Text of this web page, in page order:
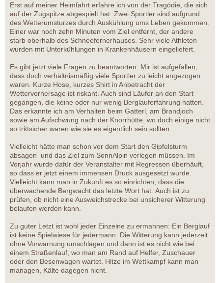
Erst auf meiner Heimfahrt erfahre ich von der Tragödie, die sich
auf der Zugspitze abgespielt hat. Zwei Sportler sind aufgrund
des Wetterumsturzes durch Auskühlung ums Leben gekommen.
Einer war noch zehn Minuten vom Ziel entfernt, der andere
starb oberhalb des Schneefernerhauses. Sehr viele Athleten
wurden mit Unterkühlungen in Krankenhäusern eingeliefert.
Es gibt jetzt viele Fragen zu beantworten. Mir ist aufgefallen,
dass doch verhältnismäßig viele Sportler zu leicht angezogen
waren. Kurze Hose, kurzes Shirt in Anbetracht der
Wettervorhersage ist riskant. Auch sind Läufer an den Start
gegangen, die keine oder nur wenig Berglauferfahrung hatten.
Das erkannte ich am Verhalten beim Gatterl, am Brandjoch
sowie am Aufschwung nach der Knorrhütte, wo doch einige nicht
so trittsicher waren wie sie es eigentlich sein sollten.
Vielleicht hätte man schon vor dem Start den Gipfelsturm
absagen und das Ziel zum SonnAlpin verlegen müssen. Im
Vorjahr wurde dafür der Veranstalter mit Regressen überhäuft,
so dass er jetzt einem immensen Druck ausgesetzt wurde.
Vielleicht kann man in Zukunft es so einrichten, dass die
überwachende Bergwacht das letzte Wort hat. Auch ist zu
prüfen, ob nicht eine Ausweichstrecke bei unsicherer Witterung
belaufen werden kann.
Zu guter Letzt ist wohl jeder Einzelne zu ermahnen: Ein Berglauf
ist keine Spielwiese für jedermann. Die Witterung kann jederzeit
ohne Vorwarnung umschlagen und dann ist es nicht wie bei
einem Straßenlauf, wo man am Rand auf Helfer, Zuschauer
oder den Besenwagen wartet. Hitze im Wettkampf kann man
managen, Kälte dagegen nicht.